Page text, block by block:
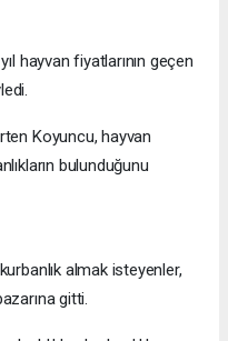
hayvan fiyatlarının geçen
Koyuncu, hayvan
bulunduğunu
almak isteyenler,
gitti.